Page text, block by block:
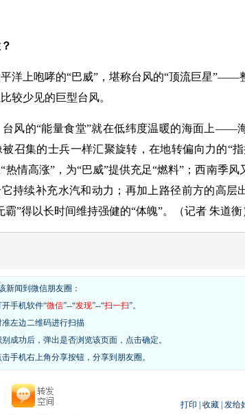
洋上咆哮的“巴威”，堪称台风的“顶流巨星”——
较少见的巨型台风。
台风的“能量食堂”就在低纬度温暖的海面上——
召集的士兵一样汇聚旋转，在地转偏向力的“指
热情高涨”，为“巴威”提供充足“燃料”；西南季
持续补充水汽和动力；再加上路径前方的高层
霸”得以长时间维持强健的“体魄”。（记者 朱道衡
新闻到微信朋友圈：
开手机软件“微信”--“发现”--“扫一扫”。
准左边二维码进行扫描
别成功后，弹出是否浏览该页面，点击确定。
击手机右上角分享按钮，分享到朋友圈。
打印 收藏 发给